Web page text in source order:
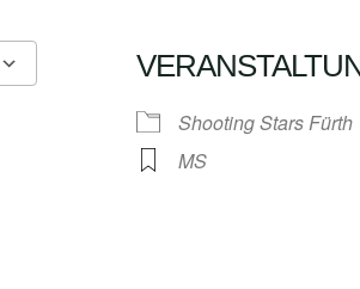
Google Kalender
Shooting Stars Fürth
MS